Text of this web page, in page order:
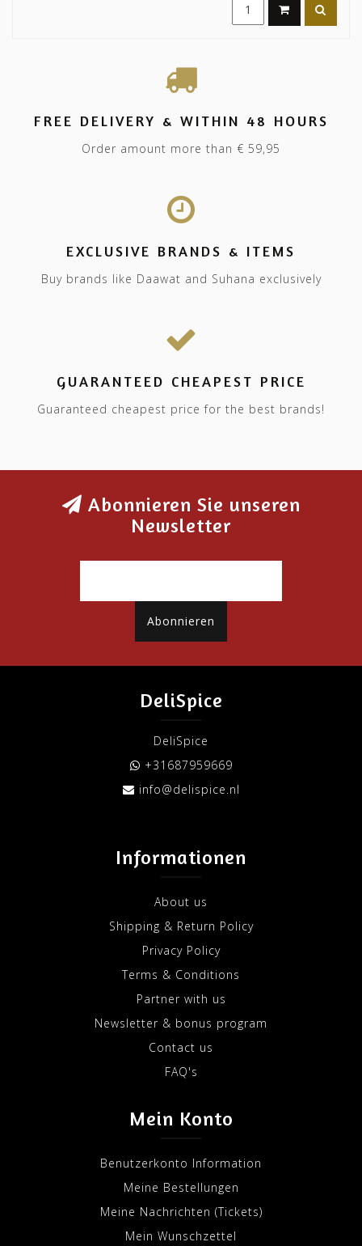
FREE DELIVERY & WITHIN 48 HOURS
Order amount more than € 59,95
EXCLUSIVE BRANDS & ITEMS
Buy brands like Daawat and Suhana exclusively
GUARANTEED CHEAPEST PRICE
Guaranteed cheapest price for the best brands!
Abonnieren Sie unseren
Newsletter
Abonnieren
DeliSpice
DeliSpice
+31687959669
info@delispice.nl
Informationen
About us
Shipping & Return Policy
Privacy Policy
Terms & Conditions
Partner with us
Newsletter & bonus program
Contact us
FAQ's
Mein Konto
Benutzerkonto Information
Meine Bestellungen
Meine Nachrichten (Tickets)
Mein Wunschzettel